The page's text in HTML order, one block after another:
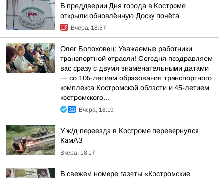
В преддверии Дня города в Костроме
открыли обновлённую Доску почёта
Вчера, 18:57
Олег Болоховец: Уважаемые работники
транспортной отрасли! Сегодня поздравляем
вас сразу с двумя знаменательными датами
— со 105-летием образования транспортного
комплекса Костромской области и 45-летием
костромского...
Вчера, 18:19
У ж/д переезда в Костроме перевернулся
КамАЗ
Вчера, 18:17
В свежем номере газеты «Костромские